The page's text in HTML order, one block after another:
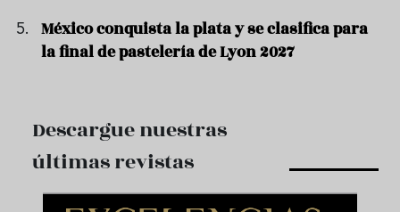
México conquista la plata y se clasifica para
la final de pastelería de Lyon 2027
Descargue nuestras
últimas revistas